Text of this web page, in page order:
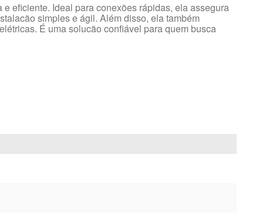
eficiente. Ideal para conexões rápidas, ela assegura
simples e ágil. Além disso, ela também
É uma solucão confiável para quem busca